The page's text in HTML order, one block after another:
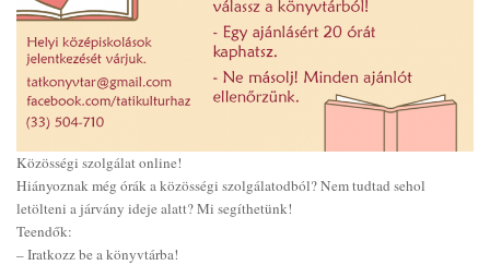
Közösségi szolgálat online!
Hiányoznak még órák a közösségi szolgálatodból? Nem tudtad sehol
letölteni a járvány ideje alatt? Mi segíthetünk!
Teendők:
– Iratkozz be a könyvtárba!